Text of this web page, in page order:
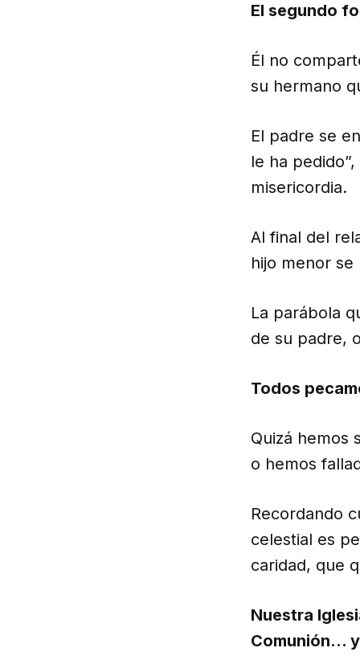
El segundo
Él no
su hermano
El padre se
le ha
misericordia.
Al final del
hijo menor
La parábola
de su padre,
Todos
Quizá hemos
o hemos
Recordando
celestial es
caridad, que
Nuestra
Comunión…